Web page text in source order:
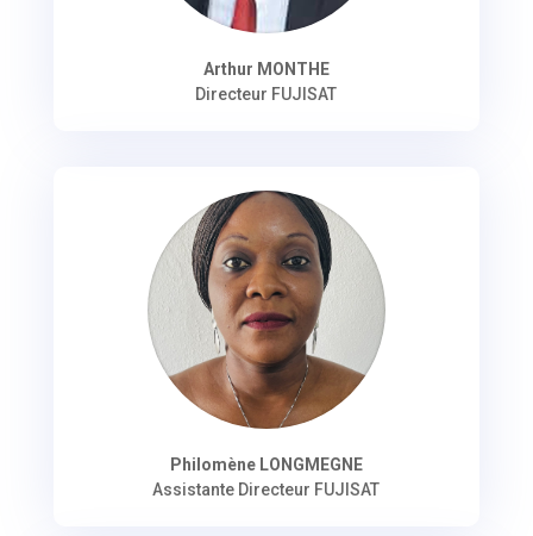
Arthur MONTHE
Directeur FUJISAT
Philomène LONGMEGNE
Assistante Directeur FUJISAT